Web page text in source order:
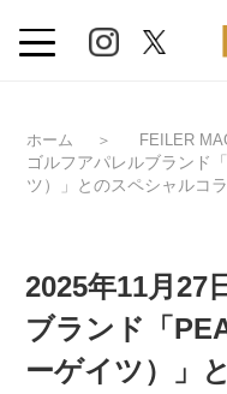
ホーム ＞ FEILER
ゴルフアパレルブランド
ツ）」とのスペシャルコ
2025年11月27
ブランド「
ーゲイツ）」